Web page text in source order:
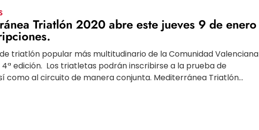
Triatlón 2020 abre este jueves 9 de enero
triatlón popular más multitudinario de la Comunidad Valenciana
edición. Los triatletas podrán inscribirse a la prueba de
como al circuito de manera conjunta. Mediterránea Triatlón...